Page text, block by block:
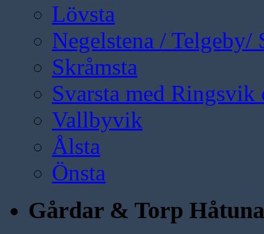
Lövsta
Negelstena / Telgeby/
Skråmsta
Svarsta med Ringsvik
Vallbyvik
Ålsta
Önsta
Gårdar & Torp Håtuna